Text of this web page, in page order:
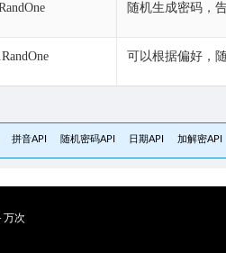
随机生成密码，
可以根据偏好，
拼音API 随机密码API 日期API 加解密API
次